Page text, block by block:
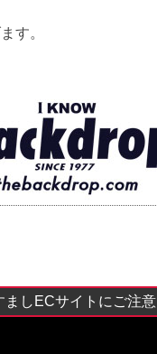
す。
ましECサイトにご注意